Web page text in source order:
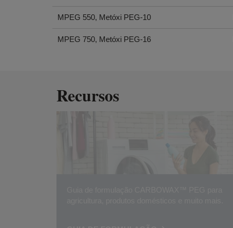
MPEG 550, Metóxi PEG-10
MPEG 750, Metóxi PEG-16
Recursos